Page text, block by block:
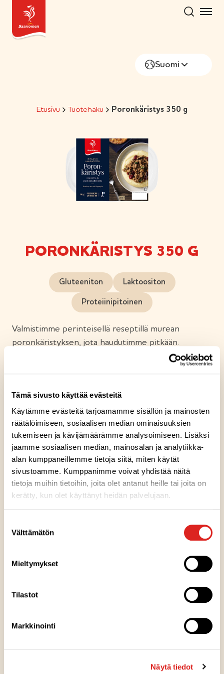
Tämä sivusto käyttää evästeitä
Käytämme evästeitä tarjoamamme sisällön ja mainosten
räätälöimiseen, sosiaalisen median ominaisuuksien
tukemiseen ja kävijämäärämme analysoimiseen. Lisäksi
jaamme sosiaalisen median, mainosalan ja analytiikka-
alan kumppaneillemme tietoja siitä, miten käytät
sivustoamme. Kumppanimme voivat yhdistää näitä
tietoja muihin tietoihin, joita olet antanut heille tai joita on
kerätty, kun olet käyttänyt heidän palvelujaan.
valinta
Välttämätön
Mieltymykset
Tilastot
Markkinointi
Näytä tiedot
Hyppää
sisältöön
Suomi
Etusivu Tuotehaku Poronkäristys 350 g
PORONKÄRISTYS 350 G
Gluteeniton Laktoositon
Proteiinipitoinen
Valmistimme perinteisellä reseptillä murean
poronkäristyksen, jota haudutimme pitkään.
Poronkäristyksen tarjoamme tietenkin kuohkean
perunamuusin kanssa. Viimeistele annos mukana
Ainesosat
Ravintosisältö
Säilytysohje
Valmistuspaikka
Pakkausinfo